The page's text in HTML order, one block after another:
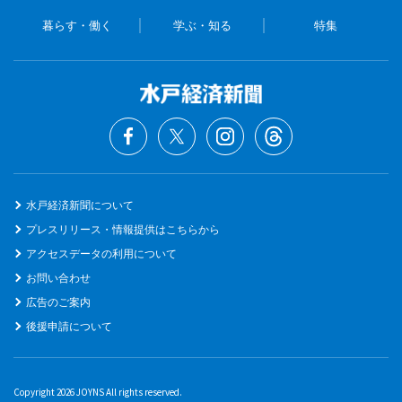
暮らす・働く 学ぶ・知る 特集
水戸経済新聞について
プレスリリース・情報提供はこちらから
アクセスデータの利用について
お問い合わせ
広告のご案内
後援申請について
Copyright 2026 JOYNS All rights reserved.